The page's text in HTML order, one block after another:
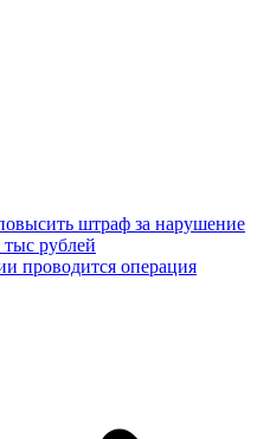
штраф за нарушение
рублей
проводится операция